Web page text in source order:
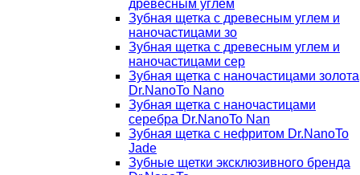
древесным углем
Зубная щетка с древесным углем и
наночастицами зо
Зубная щетка с древесным углем и
наночастицами сер
Зубная щетка с наночастицами золота
Dr.NanoTo Nano
Зубная щетка с наночастицами
серебра Dr.NanoTo Nan
Зубная щетка с нефритом Dr.NanoTo
Jade
Зубные щетки эксклюзивного бренда